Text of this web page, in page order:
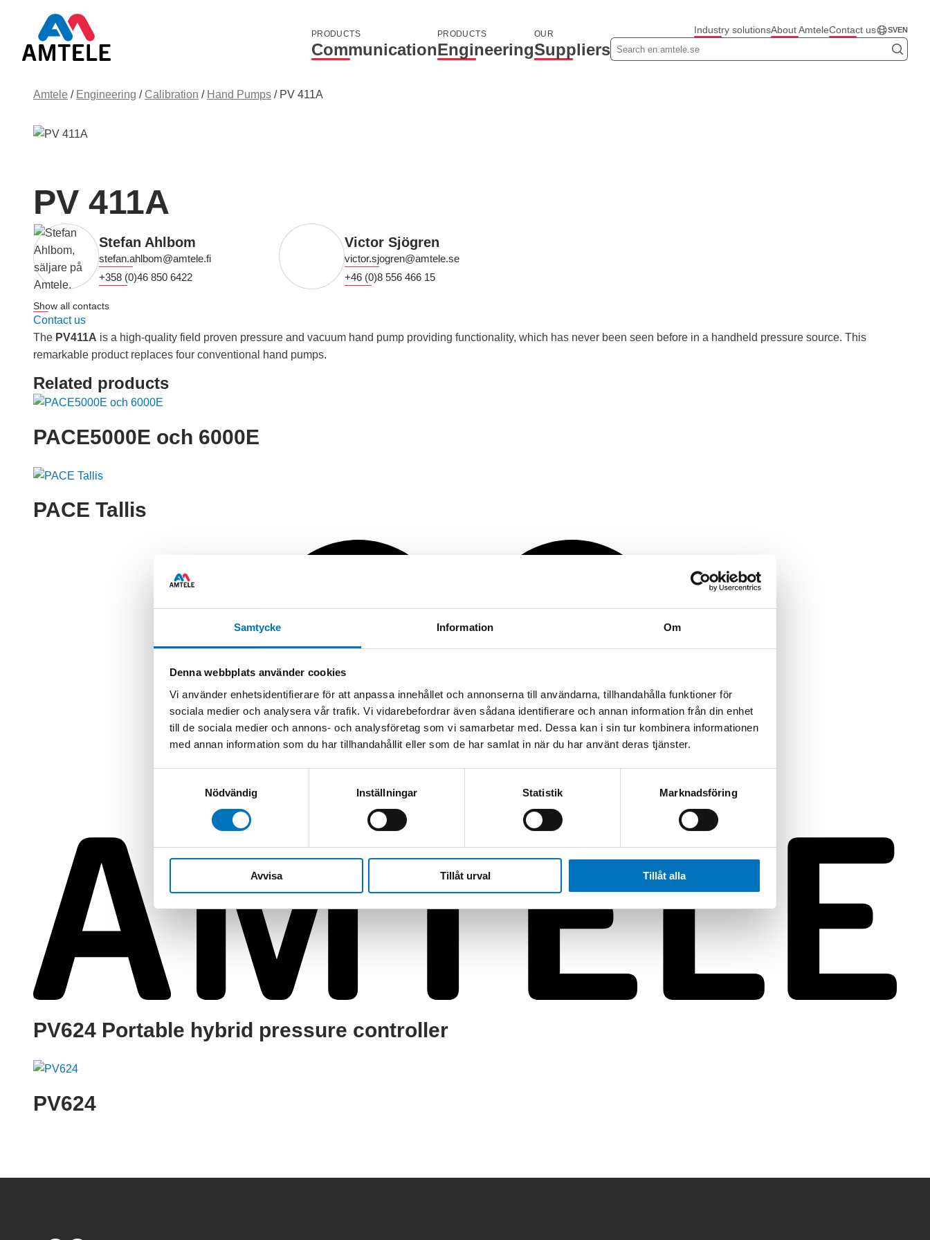
Samtycke Information Om
Denna webbplats använder cookies
Vi använder enhetsidentifierare för att anpassa innehållet och annonserna till användarna, tillhandahålla funktioner för
sociala medier och analysera vår trafik. Vi vidarebefordrar även sådana identifierare och annan information från din enhet
till de sociala medier och annons- och analysföretag som vi samarbetar med. Dessa kan i sin tur kombinera informationen
med annan information som du har tillhandahållit eller som de har samlat in när du har använt deras tjänster.
Nödvändig
Inställningar Statistik Marknadsföring
Avvisa Tillåt urval Tillåt alla
PRODUCTS
Communication
PRODUCTS
Engineering
OUR
Suppliers
Industry solutionsAbout AmteleContact us SVEN
Amtele / Engineering / Calibration / Hand Pumps / PV 411A
PV 411A
Stefan Ahlbom
stefan.ahlbom@amtele.fi
+358 (0)46 850 6422
Victor Sjögren
victor.sjogren@amtele.se
+46 (0)8 556 466 15
Show all contacts
Contact us
The PV411A is a high-quality field proven pressure and vacuum hand pump providing functionality, which has never been seen before in a handheld pressure source. This
remarkable product replaces four conventional hand pumps.
Related products
PACE5000E och 6000E
PACE Tallis
PV624 Portable hybrid pressure controller
PV624